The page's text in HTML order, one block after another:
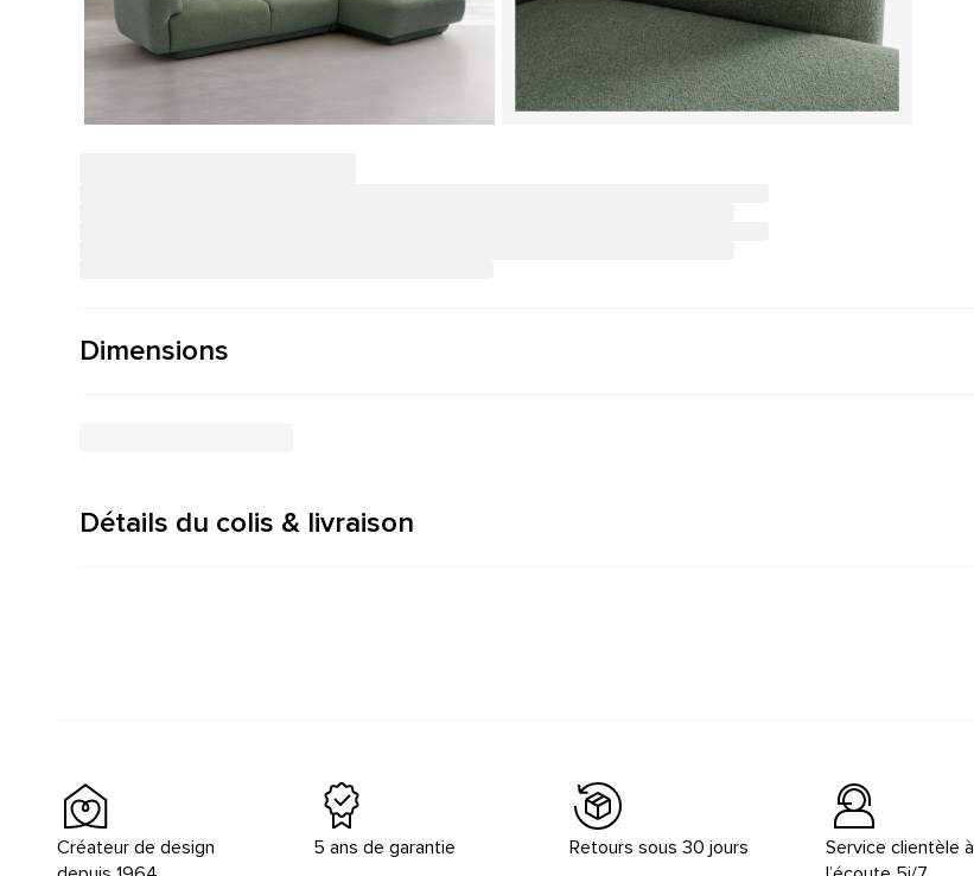
Dimensions
Détails du colis & livraison
Créateur de design
5 ans de garantie Retours sous 30 jours
Service clientèle à